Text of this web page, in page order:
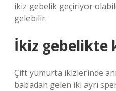
ikiz gebelik geçiriyor
gelebilir.
İkiz gebelikte
Çift yumurta ikizlerinde
babadan gelen iki ayrı